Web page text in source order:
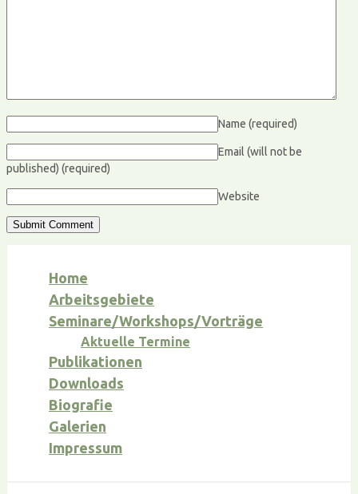
Name (required)
Email (will not be
published) (required)
Website
Home
Arbeitsgebiete
Seminare/Workshops/Vorträge
Aktuelle Termine
Publikationen
Downloads
Biografie
Galerien
Impressum